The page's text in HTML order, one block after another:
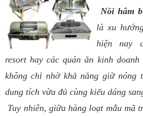
Nồi hâm
là xu
hiện nay
resort hay các quán ăn kinh doanh
không chỉ nhờ khả năng giữ nóng
dung tích vừa đủ cùng kiểu dáng
Tuy nhiên, giữa hàng loạt mẫu mã